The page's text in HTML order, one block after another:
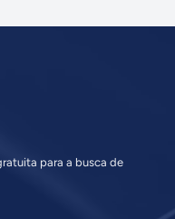
para a busca de